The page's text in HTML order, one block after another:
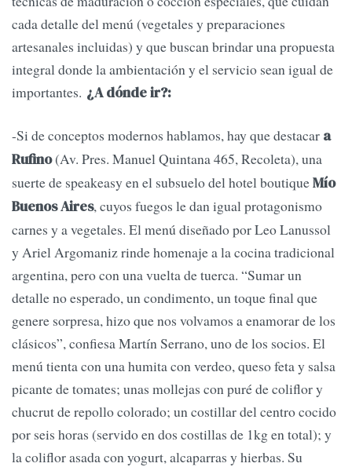
cada detalle del menú (vegetales y preparaciones
artesanales incluidas) y que buscan brindar una propuesta
integral donde la ambientación y el servicio sean igual de
importantes. ¿A dónde ir?:
-Si de conceptos modernos hablamos, hay que destacar a
Rufino(Av. Pres. Manuel Quintana 465, Recoleta), una
suerte de speakeasy en el subsuelo del hotel boutiqueMío
Buenos Aires, cuyos fuegos le dan igual protagonismo
carnes y a vegetales. El menú diseñado por Leo Lanussol
y Ariel Argomaniz rinde homenaje a la cocina tradicional
argentina, pero con una vuelta de tuerca. “Sumar un
detalle no esperado, un condimento, un toque final que
genere sorpresa, hizo que nos volvamos a enamorar de los
clásicos”, confiesa Martín Serrano, uno de los socios. El
menú tienta con una humita con verdeo, queso feta y salsa
picante de tomates; unas mollejas con puré de coliflor y
chucrut de repollo colorado; un costillar del centro cocido
por seis horas (servido en dos costillas de 1kg en total); y
la coliflor asada con yogurt, alcaparras y hierbas. Su